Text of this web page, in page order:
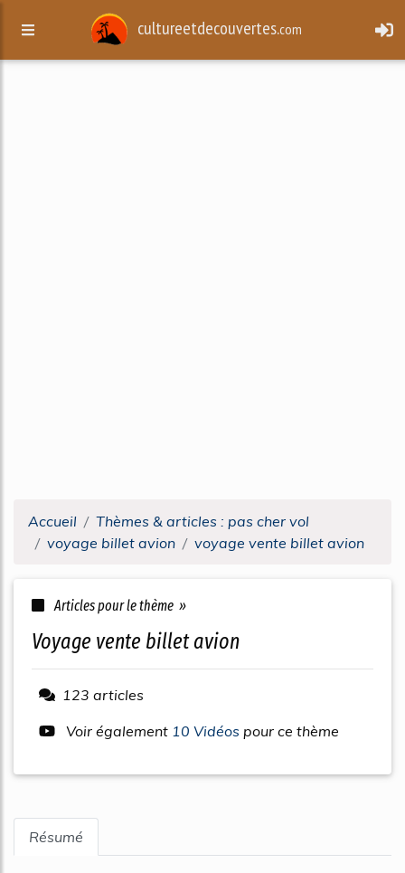
cultureetdecouvertes.com
Accueil
Thèmes & articles : pas cher vol
voyage billet avion
voyage vente billet avion
Articles pour le thème »
voyage vente billet avion
123 articles
Voir également 10 Vidéos pour ce thème
Résumé